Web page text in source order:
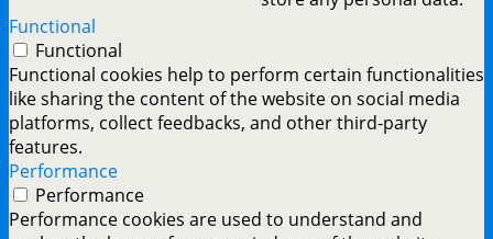
Functional
Functional
Functional cookies help to perform certain functionalities
like sharing the content of the website on social media
platforms, collect feedbacks, and other third-party
features.
Performance
Performance
Performance cookies are used to understand and